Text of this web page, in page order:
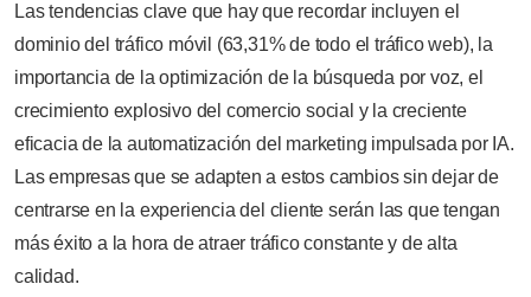
Las tendencias clave que hay que recordar incluyen el
dominio del tráfico móvil (63,31% de todo el tráfico web), la
importancia de la optimización de la búsqueda por voz, el
crecimiento explosivo del comercio social y la creciente
eficacia de la automatización del marketing impulsada por IA.
Las empresas que se adapten a estos cambios sin dejar de
centrarse en la experiencia del cliente serán las que tengan
más éxito a la hora de atraer tráfico constante y de alta
calidad.